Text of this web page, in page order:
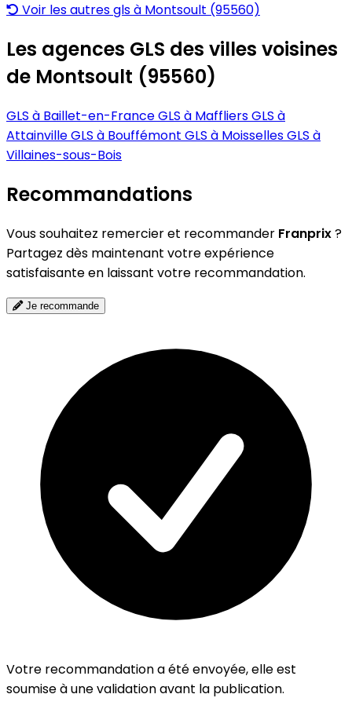
Voir les autres gls à Montsoult (95560)
Les agences GLS des villes voisines
de Montsoult (95560)
GLS à Baillet-en-FranceGLS à MaffliersGLS à
AttainvilleGLS à Bouffémont GLS à MoissellesGLS à
Villaines-sous-Bois
Recommandations
Vous souhaitez remercier et recommander Franprix?
Partagez dès maintenant votre expérience
satisfaisante en laissant votre recommandation.
Je recommande
Votre recommandation a été envoyée, elle est
soumise à une validation avant la publication.